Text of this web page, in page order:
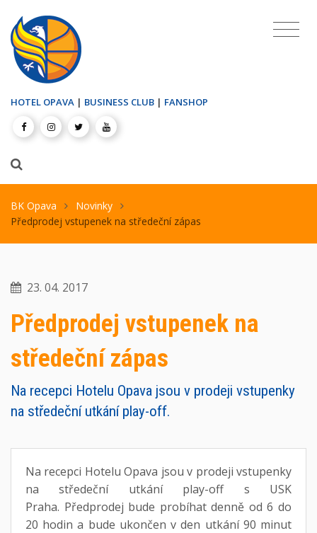
HOTEL OPAVA | BUSINESS CLUB | FANSHOP
BK Opava
Novinky
Předprodej vstupenek na středeční zápas
23. 04. 2017
Předprodej vstupenek na
středeční zápas
Na recepci Hotelu Opava jsou v prodeji vstupenky
na středeční utkání play-off.
Na recepci Hotelu Opava jsou v prodeji vstupenky
na středeční utkání play-off s USK
Praha. Předprodej bude probíhat denně od 6 do
20 hodin a bude ukončen v den utkání 90 minut